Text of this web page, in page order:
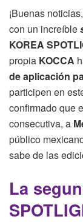
¡Buenas noticias,
con un increíble
KOREA
propia KOCCA
de aplicación
participen en
confirmado que
consecutiva, a
público
sabe de las
La